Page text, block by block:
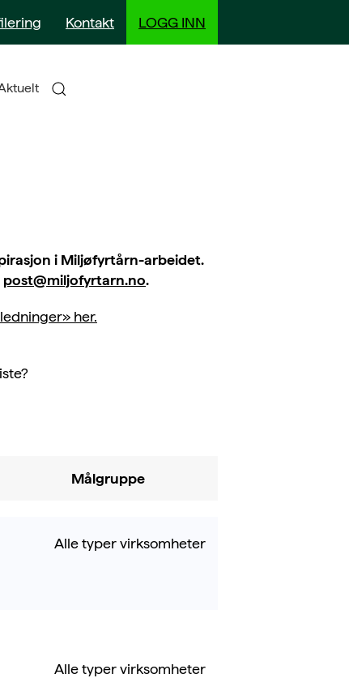
Kontakt LOGG INN
i Miljøfyrtårn-arbeidet.
post@miljofyrtarn.no.
her.
Målgruppe
Alle typer virksomheter
Alle typer virksomheter